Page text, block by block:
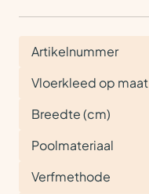
Artikelnummer
Vloerkleed op maat
Breedte (cm)
Poolmateriaal
Verfmethode